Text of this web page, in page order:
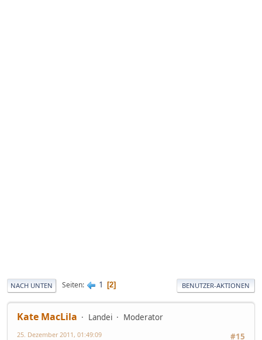
NACH UNTEN Seiten 1 2 BENUTZER-AKTIONEN
Kate MacLila Landei
Moderator
#15
25. Dezember 2011, 01:49:09